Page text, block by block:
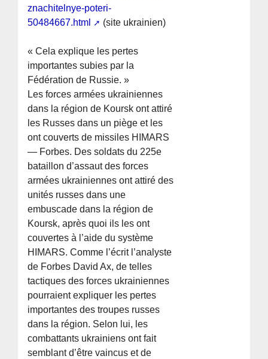
znachitelnye-poteri-
50484667.html
(site ukrainien)
« Cela explique les pertes
importantes subies par la
Fédération de Russie. »
Les forces armées ukrainiennes
dans la région de Koursk ont attiré
les Russes dans un piège et les
ont couverts de missiles HIMARS
— Forbes. Des soldats du 225e
bataillon d’assaut des forces
armées ukrainiennes ont attiré des
unités russes dans une
embuscade dans la région de
Koursk, après quoi ils les ont
couvertes à l’aide du système
HIMARS. Comme l’écrit l’analyste
de Forbes David Ax, de telles
tactiques des forces ukrainiennes
pourraient expliquer les pertes
importantes des troupes russes
dans la région. Selon lui, les
combattants ukrainiens ont fait
semblant d’être vaincus et de